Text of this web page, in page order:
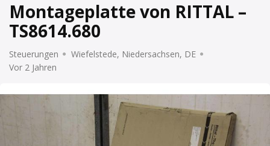
Montageplatte von RITTAL –
TS8614.680
Steuerungen
Wiefelstede, Niedersachsen, DE
Vor 2 Jahren